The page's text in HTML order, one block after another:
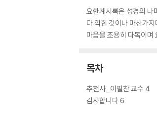
요한계시록은 성경의 나
다 익힌 것이나 마찬가
마음을 조용히 다독이며
목차
추천사_이필찬 교수 4
감사합니다 6